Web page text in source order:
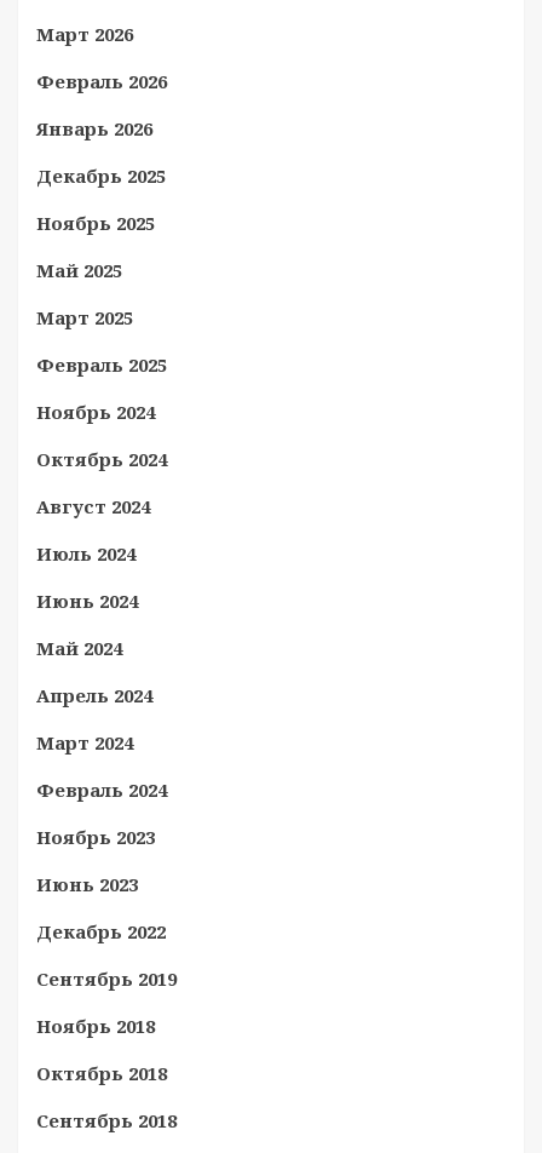
Март 2026
Февраль 2026
Январь 2026
Декабрь 2025
Ноябрь 2025
Май 2025
Март 2025
Февраль 2025
Ноябрь 2024
Октябрь 2024
Август 2024
Июль 2024
Июнь 2024
Май 2024
Апрель 2024
Март 2024
Февраль 2024
Ноябрь 2023
Июнь 2023
Декабрь 2022
Сентябрь 2019
Ноябрь 2018
Октябрь 2018
Сентябрь 2018